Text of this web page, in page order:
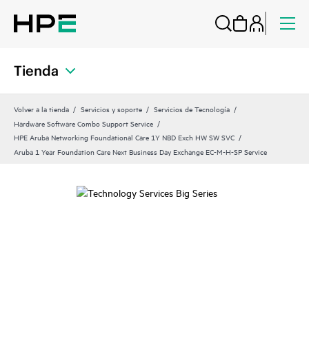
Tienda
Volver a la tienda Servicios y soporte
Servicios de Tecnología
Hardware Software Combo Support Service
HPE Aruba Networking Foundational Care 1Y NBD Exch HW SW SVC
Aruba 1 Year Foundation Care Next Business Day Exchange EC-M-H-SP Service